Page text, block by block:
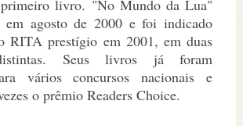
primeiro livro. "No Mundo da Lua"
em agosto de 2000 e foi indicado
RITA prestígio em 2001, em duas
Seus livros já foram
vários concursos nacionais e
o prêmio Readers Choice.